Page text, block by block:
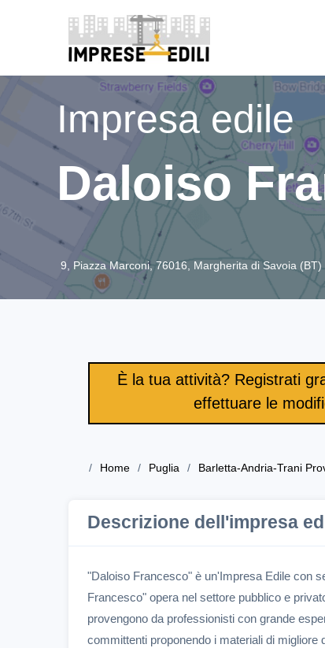
Impresa edile
Daloiso
9, Piazza Marconi, 76016, Margherita di Savoia (BT)
È la tua attività? Registrati
effettuare le
Home Puglia Barletta-Andria-Trani
Descrizione dell'impresa
"Daloiso Francesco" è un'Impresa Edile con
Francesco" opera nel settore pubblico e
provengono da professionisti con grande
committenti proponendo i materiali di